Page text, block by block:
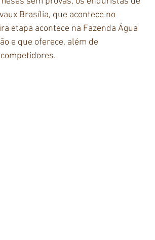
Brasília, que acontece no
etapa acontece na Fazenda Água
e que oferece, além de